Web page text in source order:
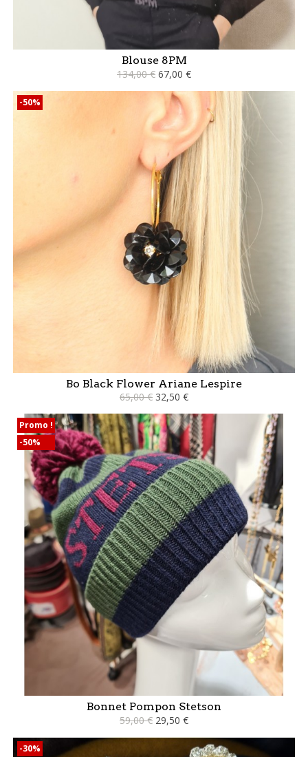
Blouse 8PM
134,00 € 67,00 €
Bo Black Flower Ariane Lespire
65,00 € 32,50 €
-50%
Bonnet Pompon Stetson
59,00 € 29,50 €
Promo !
-50%
-30%